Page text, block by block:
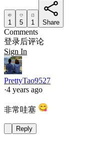
1 5 1 Share
Comments
登录后评论
Sign In
PrettyTao9527
·4 years ago
非常哇塞
Reply